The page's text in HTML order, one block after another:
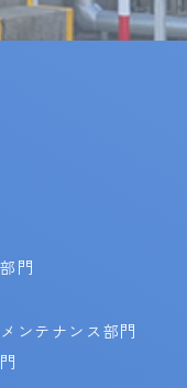
門
ンテナンス部門